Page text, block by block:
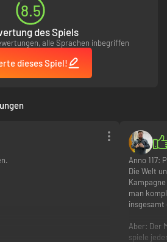
8.5
des Spiels
alle Sprachen inbegriffen
dieses Spiel!
Anno 117:
Die Welt
man
Aber: Der
spiele